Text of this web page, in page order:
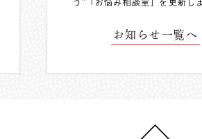
う”「お悩み相談室」を更新し
お知らせ一覧へ